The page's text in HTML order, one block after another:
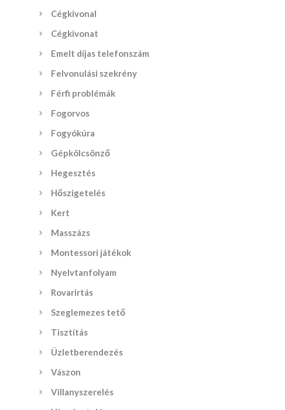
Cégkivonal
Cégkivonat
Emelt díjas telefonszám
Felvonulási szekrény
Férfi problémák
Fogorvos
Fogyókúra
Gépkölcsönző
Hegesztés
Hőszigetelés
Kert
Masszázs
Montessori játékok
Nyelvtanfolyam
Rovarirtás
Szeglemezes tető
Tisztítás
Üzletberendezés
Vászon
Villanyszerelés